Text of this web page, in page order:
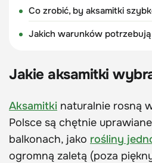
Co zrobić, by aksamitki
Jakich warunków potrzebują
Jakie aksamitki
Aksamitki naturalnie rosną
Polsce są chętnie
balkonach, jako rośliny
ogromną zaletą (poza